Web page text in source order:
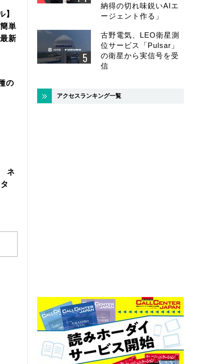
】
単
新
の
ネ
納得の切れ味鋭いAIエ
ージェント作る」
古野電気、LEO衛星測
位サービス「Pulsar」
の衛星から実信号を受
信
アクセスランキング一覧